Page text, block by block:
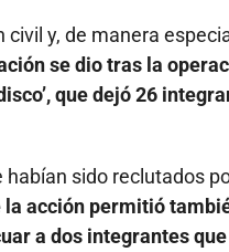
y, de manera
se dio tras la
que dejó 26
sido reclutados
la acción permitió
a dos integrantes que